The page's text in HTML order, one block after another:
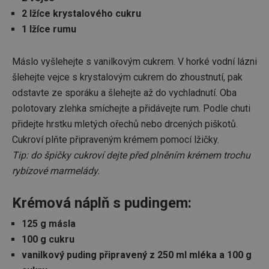
2 lžíce krystalového cukru
1 lžíce rumu
Máslo vyšlehejte s vanilkovým cukrem. V horké vodní lázni
šlehejte vejce s krystalovým cukrem do zhoustnutí, pak
odstavte ze sporáku a šlehejte až do vychladnutí. Oba
polotovary zlehka smíchejte a přidávejte rum. Podle chuti
přidejte hrstku mletých ořechů nebo drcených piškotů.
Cukroví plňte připraveným krémem pomocí lžičky.
Tip: do špičky cukroví dejte před plněním krémem trochu
rybízové marmelády.
Krémová náplň s pudingem:
125 g másla
100 g cukru
vanilkový puding připravený z 250 ml mléka a 100 g
Marketingové cookies
Funkční soubory
Nezbytně nutné soubory cookie umožňují základní
funkce webových stránek, jako je přihlášení
uživatele a správa účtu. Webové stránky nelze bez
nezbytně nutných souborů cookie správně používat.
Název
Poskytovatel/
Doména
Vyprší
shopsys_abc www.tescoma.cz
.heureka.cz